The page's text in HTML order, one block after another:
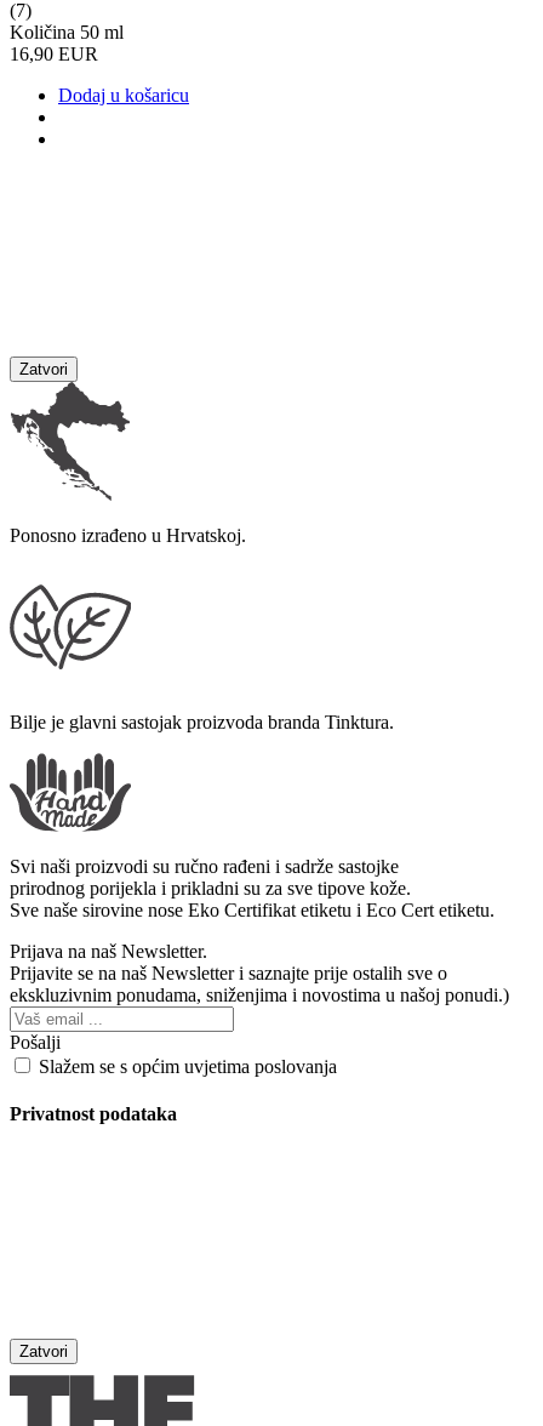
(7)
Količina 50 ml
16,90 EUR
Dodaj u košaricu
Zatvori
Ponosno izrađeno u Hrvatskoj.
Bilje je glavni sastojak proizvoda branda Tinktura.
Svi naši proizvodi su ručno rađeni i sadrže sastojke
prirodnog porijekla i prikladni su za sve tipove kože.
Sve naše sirovine nose Eko Certifikat etiketu i Eco Cert etiketu.
Prijava na naš Newsletter.
Prijavite se na naš Newsletter i saznajte prije ostalih sve o
ekskluzivnim ponudama, sniženjima i novostima u našoj ponudi.)
Pošalji
Slažem se s općim uvjetima poslovanja
Privatnost podataka
Zatvori